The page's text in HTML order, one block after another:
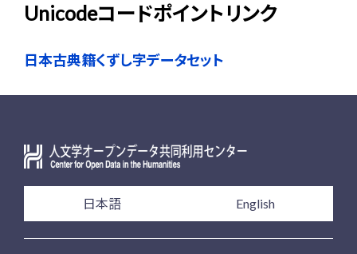
Unicodeコードポイントリンク
日本古典籍くずし字データセット
日本語 English